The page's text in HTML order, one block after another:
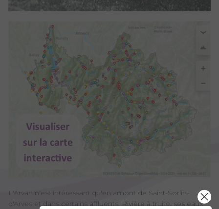
L'Arvan n'est intéressant qu'en amont de Saint-Sorlin-
d'Arves et dans certains affluents. Rivière à truite, ses eaux